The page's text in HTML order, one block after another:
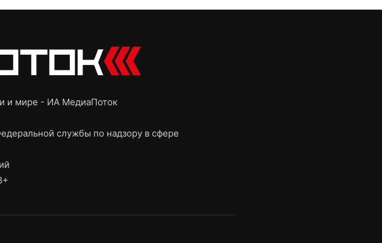
и мире - ИА МедиаПоток
службы по надзору в сфере